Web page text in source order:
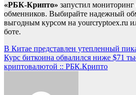
«РБК-Крипто» запустил
обменников. Выбирайте надежный
выгодным курсом на yourcryptoex.ru
боте.
Навигация
по
В Китае представлен утепленный
Курс биткоина обвалился ниже $71
криптовалютой :: РБК.Крипто